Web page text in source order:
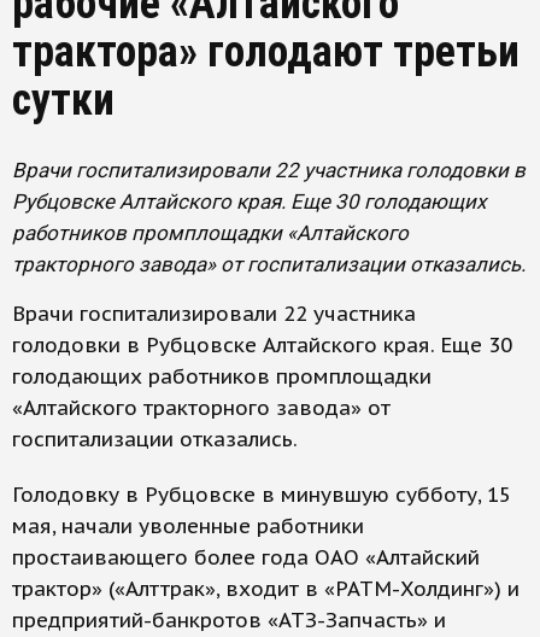
трактора» голодают третьи
сутки
Врачи госпитализировали 22 участника голодовки в
Рубцовске Алтайского края. Еще 30 голодающих
работников промплощадки «Алтайского
тракторного завода» от госпитализации отказались.
Врачи госпитализировали 22 участника
голодовки в Рубцовске Алтайского края. Еще 30
голодающих работников промплощадки
«Алтайского тракторного завода» от
госпитализации отказались.
Голодовку в Рубцовске в минувшую субботу, 15
мая, начали уволенные работники
простаивающего более года ОАО «Алтайский
трактор» («Алттрак», входит в «РАТМ-Холдинг») и
предприятий-банкротов «АТЗ-Запчасть» и